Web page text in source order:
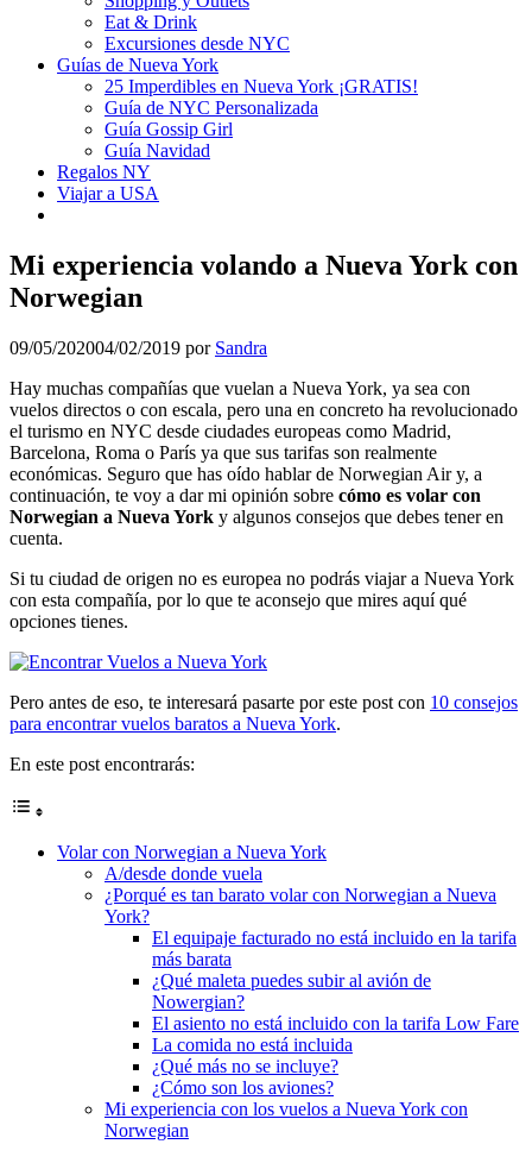
Eat & Drink
Excursiones desde NYC
Guías de Nueva York
25 Imperdibles en Nueva York ¡GRATIS!
Guía de NYC Personalizada
Guía Gossip Girl
Guía Navidad
Regalos NY
Viajar a USA
Mi experiencia volando a Nueva York con
Norwegian
09/05/202004/02/2019 por Sandra
Hay muchas compañías que vuelan a Nueva York, ya sea con
vuelos directos o con escala, pero una en concreto ha revolucionado
el turismo en NYC desde ciudades europeas como Madrid,
Barcelona, Roma o París ya que sus tarifas son realmente
económicas. Seguro que has oído hablar de Norwegian Air y, a
continuación, te voy a dar mi opinión sobre cómo es volar con
Norwegian a Nueva York y algunos consejos que debes tener en
cuenta.
Si tu ciudad de origen no es europea no podrás viajar a Nueva York
con esta compañía, por lo que te aconsejo que mires aquí qué
opciones tienes.
Pero antes de eso, te interesará pasarte por este post con 10 consejos
para encontrar vuelos baratos a Nueva York.
En este post encontrarás:
Volar con Norwegian a Nueva York
A/desde donde vuela
¿Porqué es tan barato volar con Norwegian a Nueva
York?
El equipaje facturado no está incluido en la tarifa
más barata
¿Qué maleta puedes subir al avión de
Nowergian?
El asiento no está incluido con la tarifa Low Fare
La comida no está incluida
¿Qué más no se incluye?
¿Cómo son los aviones?
Mi experiencia con los vuelos a Nueva York con
Norwegian